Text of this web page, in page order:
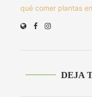
qué comer plantas
DEJA